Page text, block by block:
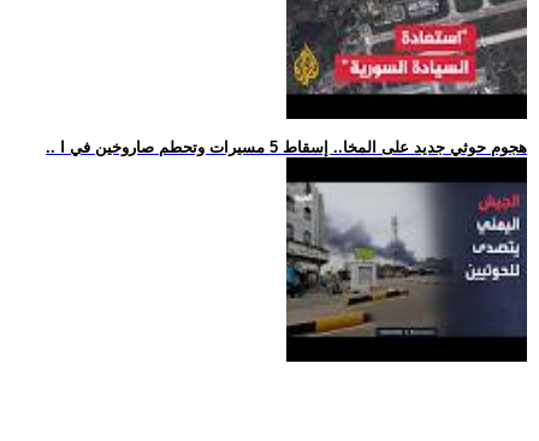
.. هجوم حوثي جديد على المخا.. إسقاط 5 مسيرات وتحطم صاروخين في ا